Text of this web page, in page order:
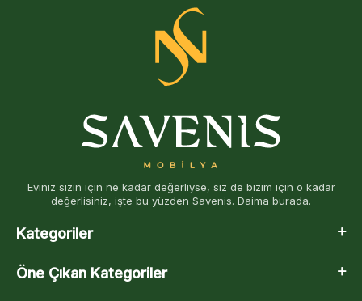
Eviniz sizin için ne kadar değerliyse, siz de bizim için o kadar
değerlisiniz, işte bu yüzden Savenis. Daima burada.
Kategoriler
Öne Çıkan Kategoriler